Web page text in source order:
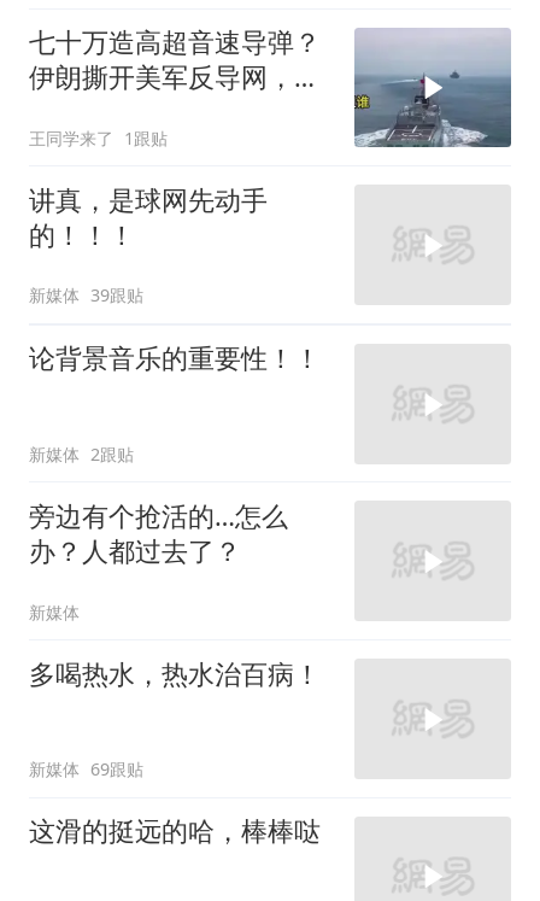
七十万造高超音速导弹？
伊朗撕开美军反导网，炸
王同学来了 1跟贴
讲真，是球网先动手
的！！！
新媒体 39跟贴
论背景音乐的重要性！！
新媒体 2跟贴
旁边有个抢活的…怎么
办？人都过去了？
新媒体
多喝热水，热水治百病！
新媒体 69跟贴
这滑的挺远的哈，棒棒哒